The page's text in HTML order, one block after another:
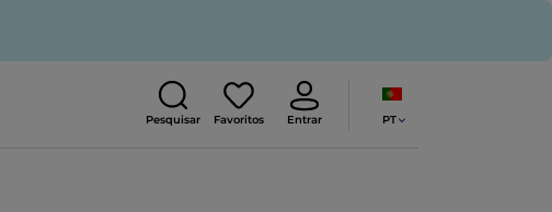
Pesquisar Favoritos Entrar PT